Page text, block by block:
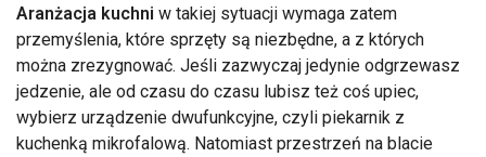
Aranżacja kuchni w takiej sytuacji wymaga zatem
przemyślenia, które sprzęty są niezbędne, a z których
można zrezygnować. Jeśli zazwyczaj jedynie odgrzewasz
jedzenie, ale od czasu do czasu lubisz też coś upiec,
wybierz urządzenie dwufunkcyjne, czyli piekarnik z
kuchenką mikrofalową. Natomiast przestrzeń na blacie